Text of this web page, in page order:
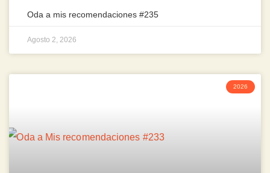
Oda a mis recomendaciones #235
Agosto 2, 2026
2026